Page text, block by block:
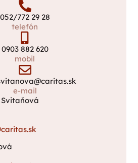
052/772 29 28
telefón
0903 882 620
mobil
e-mail
Svitaňová